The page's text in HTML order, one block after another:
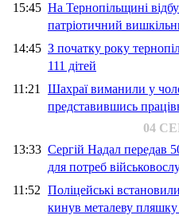
15:45 На Тернопільщині
патріотичний
14:45 З початку року
111 дітей
11:21 Шахраї виманили у
представившись
04
13:33 Сергій Надал передав
для потреб
11:52 Поліцейські
кинув металеву